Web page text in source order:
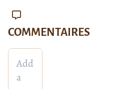
COMMENTAIRES